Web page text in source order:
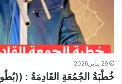
29 يناير,2026
خُطْبَةُ الجُمُعَةِ القَادِمَةُ :